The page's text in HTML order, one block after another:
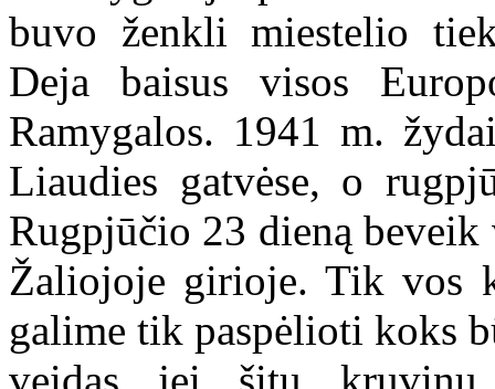
buvo ženkli miestelio
Deja baisus visos
Ramygalos. 1941 m.
Liaudies gatvėse, o
Rugpjūčio 23 dieną
Žaliojoje girioje. Tik vos
galime tik paspėlioti koks